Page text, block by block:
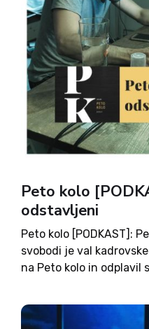
Peto kolo
odstavljeni
Peto kolo [PODKAST]:
svobodi je val
na Peto kolo in odplavil
nove politične
starih imen, ki so...